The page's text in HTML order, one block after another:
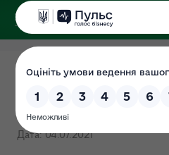
Столичного
Повідомлення
небезпечну
Дата: 04.07.2021